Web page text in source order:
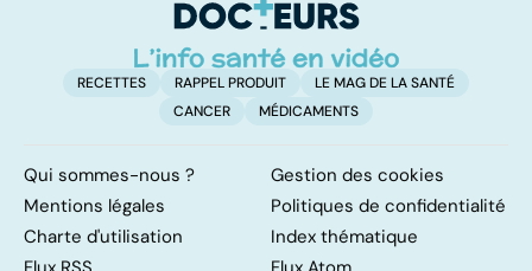
RECETTES RAPPEL PRODUIT
LE MAG DE LA SANTÉ
CANCER
MÉDICAMENTS
Qui sommes-nous ?
Gestion des cookies
Mentions légales
Politiques de confidentialité
Charte d'utilisation
Index thématique